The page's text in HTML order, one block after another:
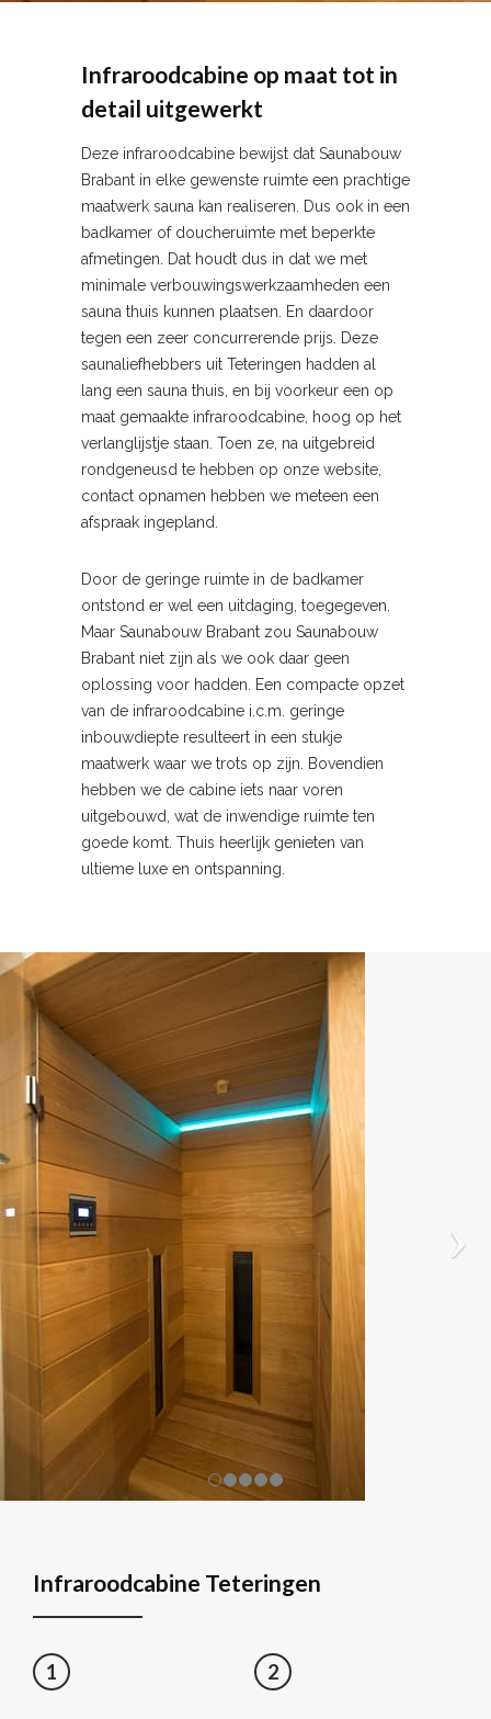
Infraroodcabine op maat tot in
detail uitgewerkt
Deze infraroodcabine bewijst dat Saunabouw
Brabant in elke gewenste ruimte een prachtige
maatwerk sauna kan realiseren. Dus ook in een
badkamer of doucheruimte met beperkte
afmetingen. Dat houdt dus in dat we met
minimale verbouwingswerkzaamheden een
sauna thuis kunnen plaatsen. En daardoor
tegen een zeer concurrerende prijs. Deze
saunaliefhebbers uit Teteringen hadden al
lang een sauna thuis, en bij voorkeur een op
maat gemaakte infraroodcabine, hoog op het
verlanglijstje staan. Toen ze, na uitgebreid
rondgeneusd te hebben op onze website,
contact opnamen hebben we meteen een
afspraak ingepland.
Door de geringe ruimte in de badkamer
ontstond er wel een uitdaging, toegegeven.
Maar Saunabouw Brabant zou Saunabouw
Brabant niet zijn als we ook daar geen
oplossing voor hadden. Een compacte opzet
van de infraroodcabine i.c.m. geringe
inbouwdiepte resulteert in een stukje
maatwerk waar we trots op zijn. Bovendien
hebben we de cabine iets naar voren
uitgebouwd, wat de inwendige ruimte ten
goede komt. Thuis heerlijk genieten van
ultieme luxe en ontspanning.
Infraroodcabine Teteringen
1 2